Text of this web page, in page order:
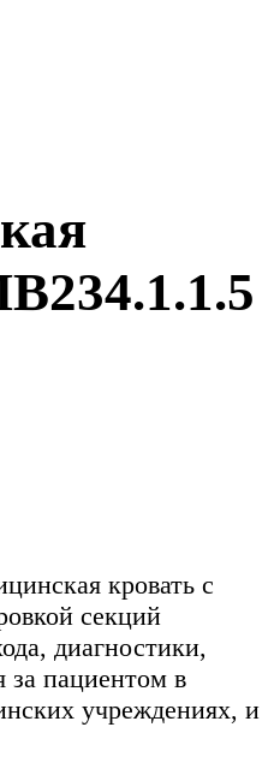
кровать с
секций
диагностики,
за пациентом в
учреждениях, и